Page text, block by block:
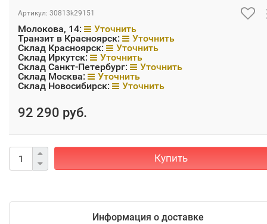
Артикул: 30813k29151
Молокова, 14:
Уточнить
Транзит в Красноярск:
Уточнить
Склад Красноярск:
Уточнить
Склад Иркутск:
Уточнить
Склад Санкт-Петербург:
Уточнить
Склад Москва:
Уточнить
Склад Новосибирск:
Уточнить
92 290 руб.
Купить
Информация о доставке